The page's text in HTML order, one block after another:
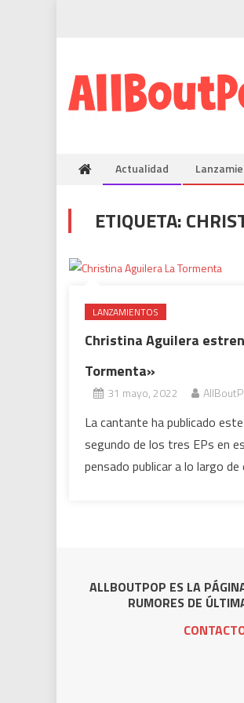
Actualidad
ETIQUETA:
LANZAMIENTOS
Christina Aguilera
Tormenta»
31 mayo, 2022
La cantante ha publicado
segundo de los tres EPs en
pensado publicar a lo largo
ALLBOUTPOP ES LA
RUMORES DE